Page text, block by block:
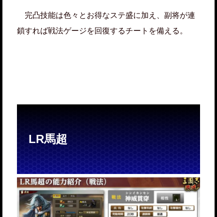
完凸技能は色々とお得なステ盛に加え、副将が連
鎖すれば戦法ゲージを回復するチートを備える。
LR馬超